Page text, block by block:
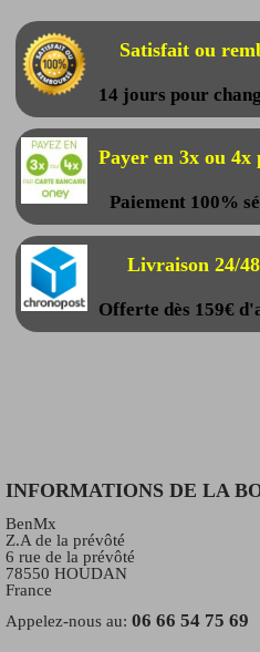
Satisfait ou
14 jours pour
Payer en 3x ou 4x
Paiement 100%
Livraison 24/
Offerte dès 159€
INFORMATIONS DE LA
BenMx
Z.A de la prévôté
6 rue de la prévôté
78550 HOUDAN
France
Appelez-nous au: 06 66 54 75 69